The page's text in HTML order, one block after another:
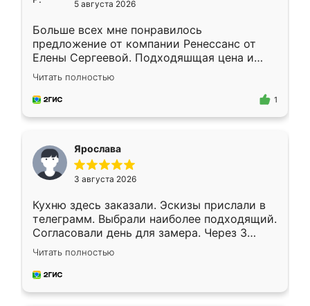
5 августа 2026
Больше всех мне понравилось
предложение от компании Ренессанс от
Елены Сергеевой. Подходяшщая цена и
короткие сроки изготовления. Приехавший
для замера сотрудник Владислав
предложил по моему эскизу самый
Читать полностью
1
Ярослава
3 августа 2026
Кухню здесь заказали. Эскизы прислали в
телеграмм. Выбрали наиболее подходящий.
Согласовали день для замера. Через 3
недели кухня была уже готова. Остались
довольны работой. Спасибо Ренессанс
мебель за качественную работу!
Читать полностью